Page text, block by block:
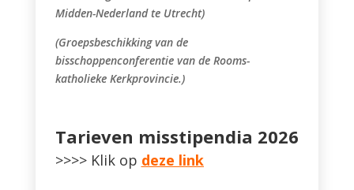
Midden-Nederland te Utrecht)
(Groepsbeschikking van de
bisschoppenconferentie van de Rooms-
katholieke Kerkprovincie.)
Tarieven misstipendia 2026
>>>> Klik op deze link